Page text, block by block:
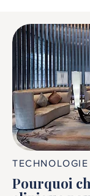
TECHNOLOGIE
Pourquoi